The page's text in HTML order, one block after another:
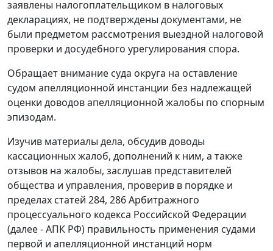
заявлены налогоплательщиком в налоговых
декларациях, не подтверждены документами, не
были предметом рассмотрения выездной налоговой
проверки и досудебного урегулирования спора.
Обращает внимание суда округа на оставление
судом апелляционной инстанции без надлежащей
оценки доводов апелляционной жалобы по спорным
эпизодам.
Изучив материалы дела, обсудив доводы
кассационных жалоб, дополнений к ним, а также
отзывов на жалобы, заслушав представителей
общества и управления, проверив в порядке и
пределах статей 284, 286 Арбитражного
процессуального кодекса Российской Федерации
(далее - АПК РФ) правильность применения судами
первой и апелляционной инстанций норм